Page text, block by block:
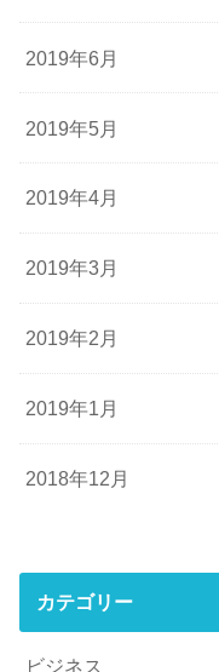
2019年6月
2019年5月
2019年4月
2019年3月
2019年2月
2019年1月
2018年12月
カテゴリー
ビジネス